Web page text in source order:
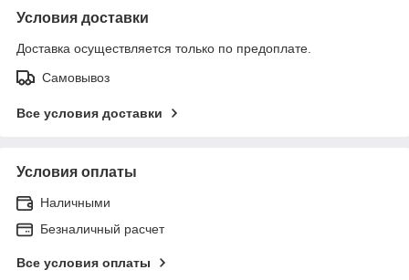
Условия доставки
Доставка осуществляется только по предоплате.
Самовывоз
Все условия доставки
Условия оплаты
Наличными
Безналичный расчет
Все условия оплаты